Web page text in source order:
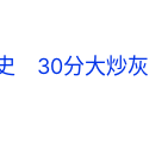
30分大炒灰